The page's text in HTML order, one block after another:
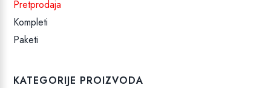
Pretprodaja
Kompleti
Paketi
KATEGORIJE PROIZVODA